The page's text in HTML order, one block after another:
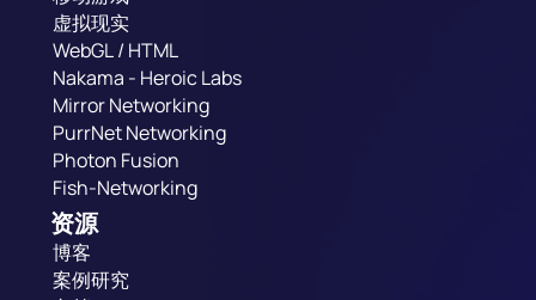
虚拟现实
WebGL / HTML
Nakama - Heroic Labs
Mirror Networking
PurrNet Networking
Photon Fusion
Fish-Networking
资源
博客
案例研究